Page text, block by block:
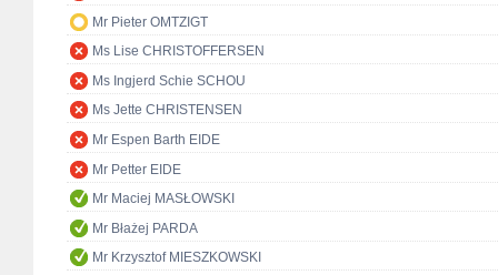
Mr Pieter OMTZIGT
Ms Lise CHRISTOFFERSEN
Ms Ingjerd Schie SCHOU
Ms Jette CHRISTENSEN
Mr Espen Barth EIDE
Mr Petter EIDE
Mr Maciej MASŁOWSKI
Mr Błażej PARDA
Mr Krzysztof MIESZKOWSKI